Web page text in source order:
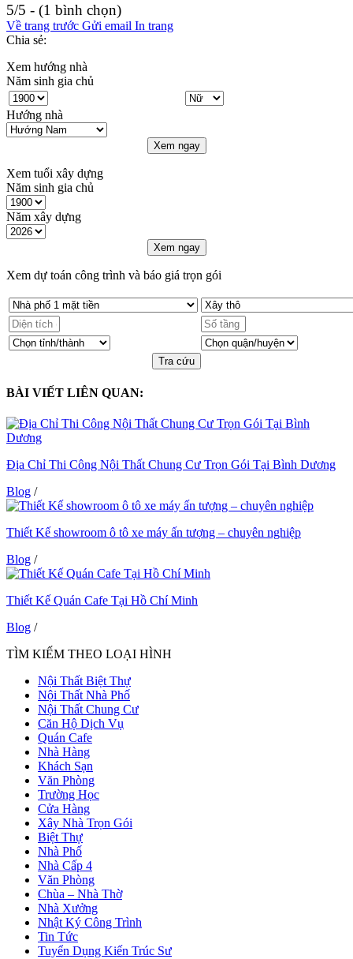
5/5 - (1 bình chọn)
Về trang trước Gửi email In trang
Chia sẻ:
Xem hướng nhà
Năm sinh gia chủ
Hướng nhà
Xem ngay
Xem tuổi xây dựng
Năm sinh gia chủ
Năm xây dựng
Xem ngay
Xem dự toán công trình và báo giá trọn gói
Tra cứu
BÀI VIẾT LIÊN QUAN:
Địa Chỉ Thi Công Nội Thất Chung Cư Trọn Gói Tại Bình Dương
Blog /
Thiết Kế showroom ô tô xe máy ấn tượng – chuyên nghiệp
Blog /
Thiết Kế Quán Cafe Tại Hồ Chí Minh
Blog /
TÌM KIẾM THEO LOẠI HÌNH
Nội Thất Biệt Thự
Nội Thất Nhà Phố
Nội Thất Chung Cư
Căn Hộ Dịch Vụ
Quán Cafe
Nhà Hàng
Khách Sạn
Văn Phòng
Trường Học
Cửa Hàng
Xây Nhà Trọn Gói
Biệt Thự
Nhà Phố
Nhà Cấp 4
Văn Phòng
Chùa – Nhà Thờ
Nhà Xưởng
Nhật Ký Công Trình
Tin Tức
Tuyển Dụng Kiến Trúc Sư